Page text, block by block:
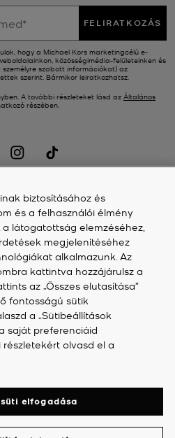
FELIRATKOZÁS
hogy a Michael Kors marketingcélú e-
közösségimédia-felületeinken és
szabott információkat) az
szerint. Bármikor leiratkozhatsz.
A további részleteket lásd az Általános
részében.
biztosításához és
és a felhasználói élmény
látogatottság elemzéséhez,
megjelenítéséhez
alkalmazunk. Az
kattintva hozzájárulsz a
az „Összes elutasítása”
fontosságú sütik
a „Sütibeállítások
saját preferenciáid
olvasd el a
süti elfogadása